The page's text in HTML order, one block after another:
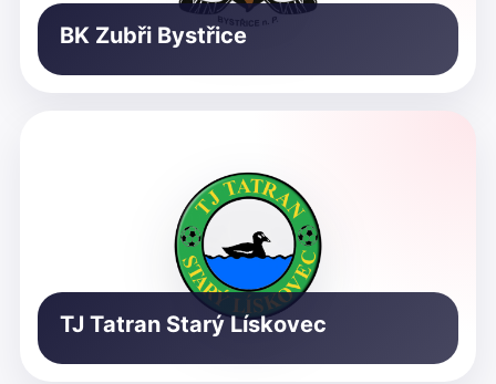
BK Zubři Bystřice
TJ Tatran Starý Lískovec